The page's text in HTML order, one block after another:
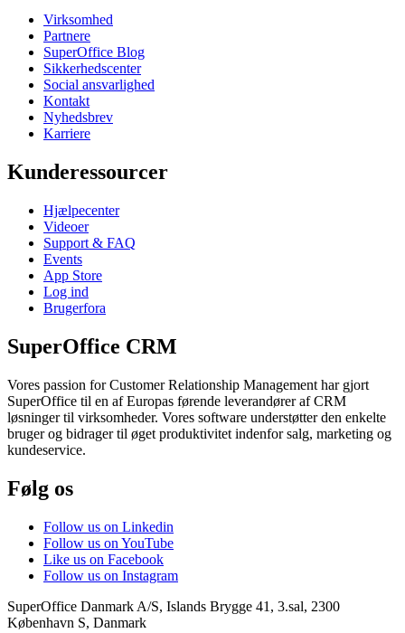
Virksomhed
Partnere
SuperOffice Blog
Sikkerhedscenter
Social ansvarlighed
Kontakt
Nyhedsbrev
Karriere
Kunderessourcer
Hjælpecenter
Videoer
Support & FAQ
Events
App Store
Log ind
Brugerfora
SuperOffice CRM
Vores passion for Customer Relationship Management har gjort
SuperOffice til en af Europas førende leverandører af CRM
løsninger til virksomheder. Vores software understøtter den enkelte
bruger og bidrager til øget produktivitet indenfor salg, marketing og
kundeservice.
Følg os
Follow us on Linkedin
Follow us on YouTube
Like us on Facebook
Follow us on Instagram
SuperOffice Danmark A/S, Islands Brygge 41, 3.sal, 2300
København S, Danmark